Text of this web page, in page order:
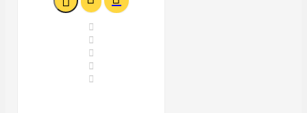




